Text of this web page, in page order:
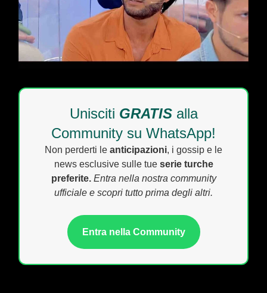
Unisciti GRATISalla
Community su WhatsApp!
Non perderti le anticipazioni, i gossip e le
news esclusive sulle tue serie turche
preferite. Entra nella nostra community
ufficiale e scopri tutto prima degli altri.
Entra nella Community